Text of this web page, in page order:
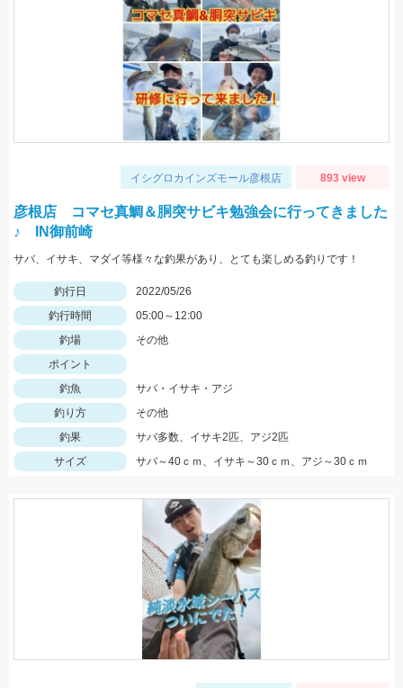
イシグロカインズモール彦根店 893 view
彦根店 コマセ真鯛＆胴突サビキ勉強会に行ってきました
♪ IN御前崎
サバ、イサキ、マダイ等様々な釣果があり、とても楽しめる釣りです！
釣行日
2022/05/26
釣行時間
05:00～12:00
釣場
その他
ポイント
釣魚
サバ・イサキ・アジ
釣り方
その他
釣果
サバ多数、イサキ2匹、アジ2匹
サイズ
サバ～40ｃｍ、イサキ～30ｃｍ、アジ～30ｃｍ